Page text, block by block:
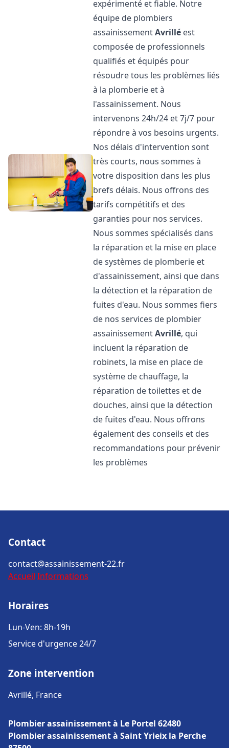
expérimenté et fiable. Notre
équipe de plombiers
assainissementAvrillé est
composée de professionnels
qualifiés et équipés pour
résoudre tous les problèmes liés
à la plomberie et à
l'assainissement. Nous
intervenons 24h/24 et 7j/7 pour
répondre à vos besoins urgents.
Nos délais d'intervention sont
très courts, nous sommes à
votre disposition dans les plus
brefs délais. Nous offrons des
tarifs compétitifs et des
garanties pour nos services.
Nous sommes spécialisés dans
la réparation et la mise en place
de systèmes de plomberie et
d'assainissement, ainsi que dans
la détection et la réparation de
fuites d'eau. Nous sommes fiers
de nos services de plombier
assainissementAvrillé, qui
incluent la réparation de
robinets, la mise en place de
système de chauffage, la
réparation de toilettes et de
douches, ainsi que la détection
de fuites d'eau. Nous offrons
également des conseils et des
recommandations pour prévenir
les problèmes
Contact
contact@assainissement-22.fr
Accueil Informations
Horaires
Lun-Ven: 8h-19h
Service d'urgence 24/7
Zone intervention
Avrillé, France
Plombier assainissement à Le Portel 62480
Plombier assainissement à Saint Yrieix la Perche